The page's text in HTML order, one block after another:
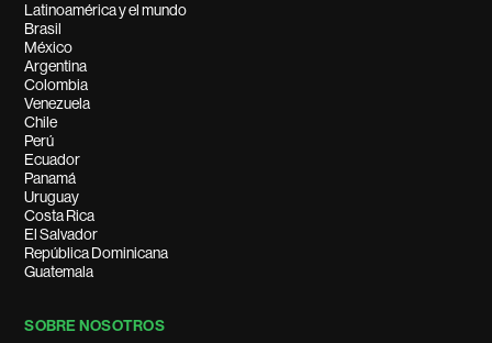
Latinoamérica y el mundo
Brasil
México
Argentina
Colombia
Venezuela
Chile
Perú
Ecuador
Panamá
Uruguay
Costa Rica
El Salvador
República Dominicana
Guatemala
SOBRE NOSOTROS